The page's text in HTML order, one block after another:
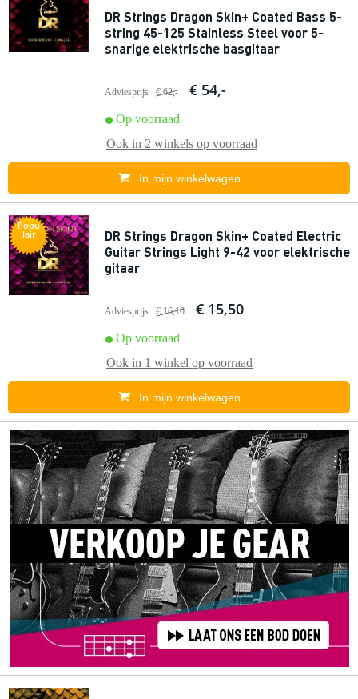
DR Strings Dragon Skin+ Coated Bass 5-
string 45-125 Stainless Steel voor 5-
snarige elektrische basgitaar
Adviesprijs € 62,- € 54,-
Op voorraad
Ook in 2 winkels op voorraad
In mijn winkelwagen
Popu
lair
DR Strings Dragon Skin+ Coated Electric
Guitar Strings Light 9-42 voor elektrische
gitaar
Adviesprijs € 16,10 € 15,50
Op voorraad
Ook in 1 winkel op voorraad
In mijn winkelwagen